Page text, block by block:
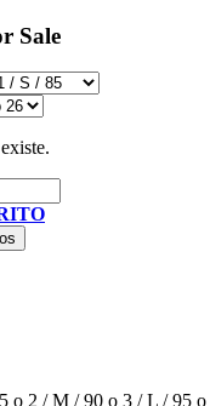
Sale
o 2 / M / 90 o 3 / L / 95 o